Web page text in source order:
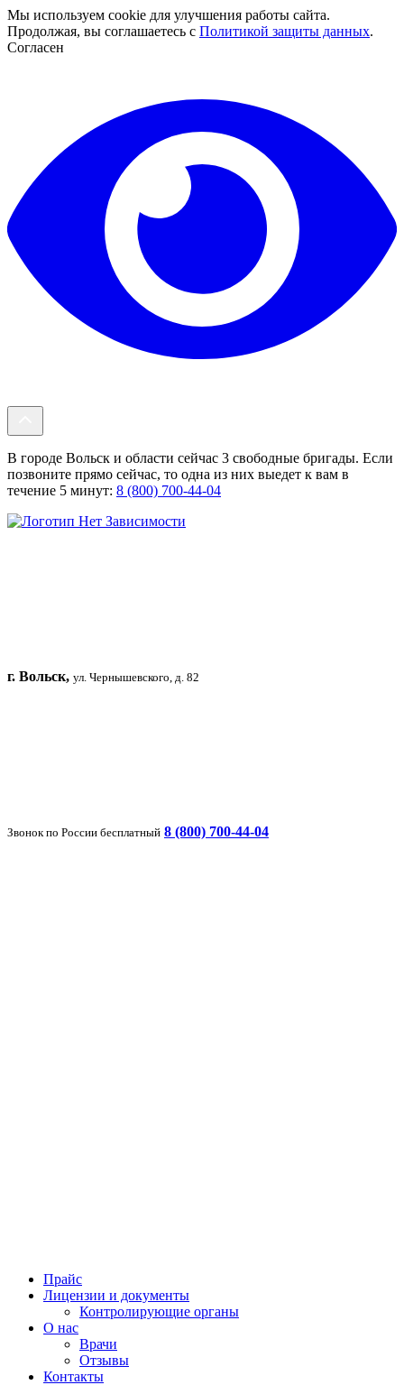
Мы используем cookie для улучшения работы сайта.
Продолжая, вы соглашаетесь с Политикой защиты данных.
Согласен
В городе Вольск и области сейчас 3 свободные бригады. Если
позвоните прямо сейчас, то одна из них выедет к вам в
течение 5 минут: 8 (800) 700-44-04
г. Вольск, ул. Чернышевского, д. 82
Звонок по России бесплатный 8 (800) 700-44-04
Прайс
Лицензии и документы
Контролирующие органы
О нас
Врачи
Отзывы
Контакты